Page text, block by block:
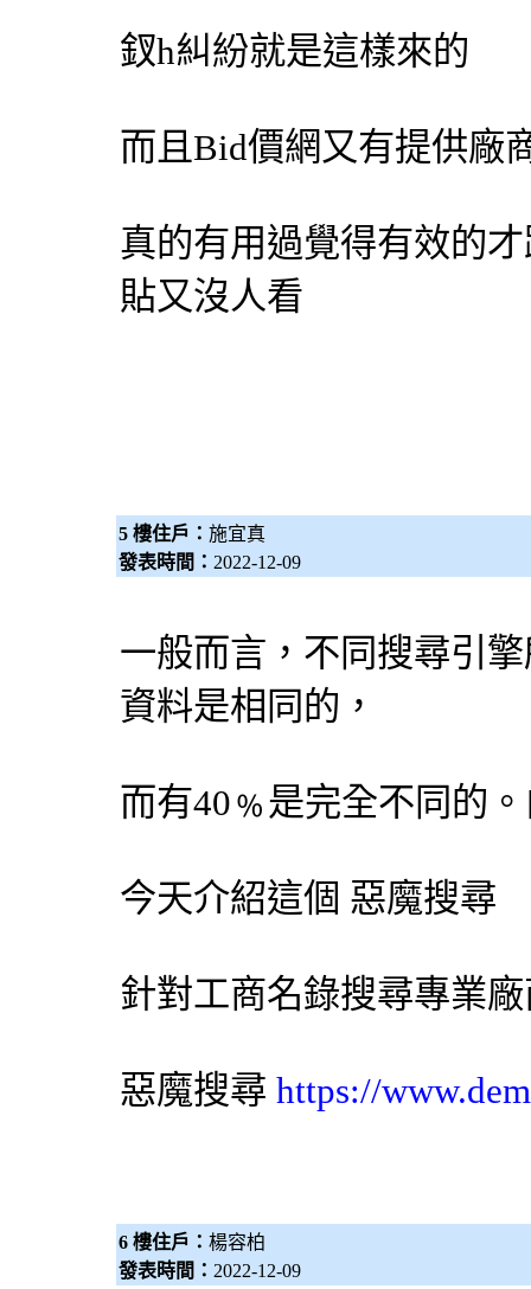
釵h糾紛就是這樣來的
而且Bid價網 又有提供廠
真的有用過覺得有效的
貼又沒人看
5 樓住戶： 施宜真
發表時間： 2022-12-09
一般而言，不同 搜尋引擎
資料是相同的，
而有40﹪是完全不同的
今天介紹這個 惡魔搜尋
針對工商名錄搜尋專業
惡魔搜尋 https://
6 樓住戶： 楊容柏
發表時間： 2022-12-09